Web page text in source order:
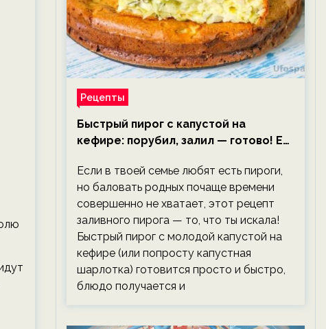
Рецепты
Быстрый пирог с капустой на
кефире: порубил, залил — готово! Ем,
Если в твоей семье любят есть пироги,
но баловать родных почаще времени
совершенно не хватает, этот рецепт
заливного пирога — то, что ты искала!
Быстрый пирог с молодой капустой на
кефире (или попросту капустная
шарлотка) готовится просто и быстро,
блюдо получается и